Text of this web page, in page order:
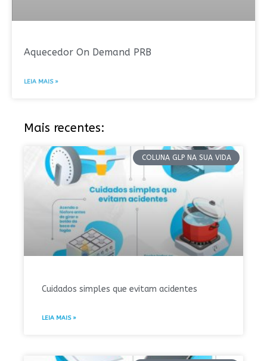
Aquecedor On Demand PRB
LEIA MAIS »
Mais recentes:
COLUNA GLP NA SUA VIDA
Cuidados simples que evitam acidentes
LEIA MAIS »